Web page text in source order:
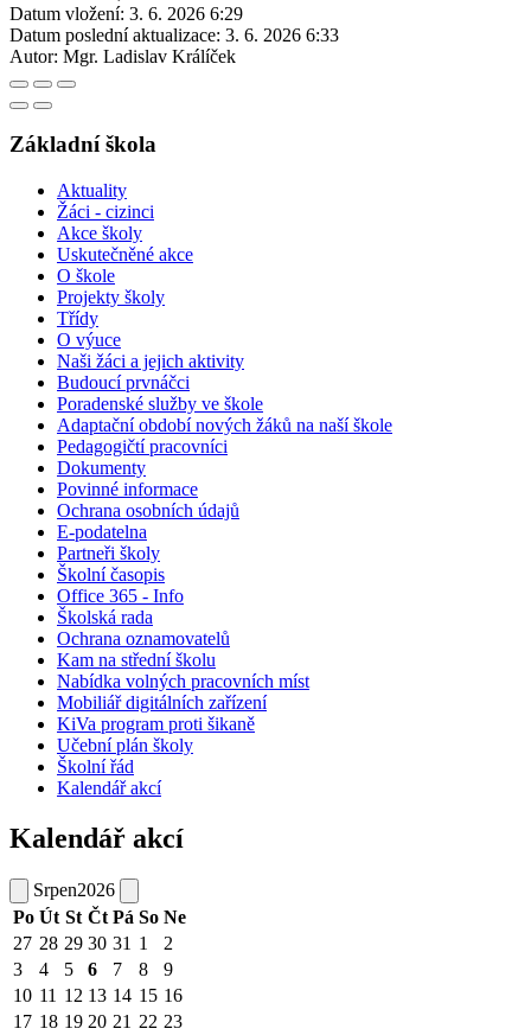
Datum vložení: 3. 6. 2026 6:29
Datum poslední aktualizace: 3. 6. 2026 6:33
Autor: Mgr. Ladislav Králíček
Základní škola
Aktuality
Žáci - cizinci
Akce školy
Uskutečněné akce
O škole
Projekty školy
Třídy
O výuce
Naši žáci a jejich aktivity
Budoucí prvnáčci
Poradenské služby ve škole
Adaptační období nových žáků na naší škole
Pedagogičtí pracovníci
Dokumenty
Povinné informace
Ochrana osobních údajů
E-podatelna
Partneři školy
Školní časopis
Office 365 - Info
Školská rada
Ochrana oznamovatelů
Kam na střední školu
Nabídka volných pracovních míst
Mobiliář digitálních zařízení
KiVa program proti šikaně
Učební plán školy
Školní řád
Kalendář akcí
Kalendář akcí
Srpen2026
Po Út St Čt Pá So Ne
27 28 29 30 31 1
2
3
4 5 6 7 8
9
10 11 12 13 14 15 16
17 18 19 20 21 22 23